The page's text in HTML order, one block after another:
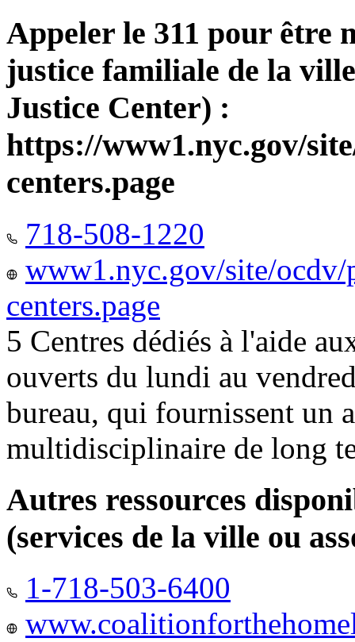
Appeler le 311 pour être
justice familiale de la
Justice Center) :
https://www1.nyc.gov/
centers.page
718-508-1220
www1.nyc.gov/site/
centers.page
5 Centres dédiés à l'aide
ouverts du lundi au
bureau, qui fournissent un
multidisciplinaire de long
Autres ressources
(services de la ville ou
1-718-503-6400